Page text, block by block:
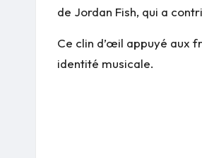
de Jordan Fish, qui a
Ce clin d’œil appuyé aux
identité musicale.